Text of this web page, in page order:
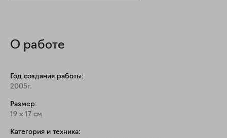
О работе
Год создания работы:
2005г.
Размер:
19 x 17 см
Категория и техника: